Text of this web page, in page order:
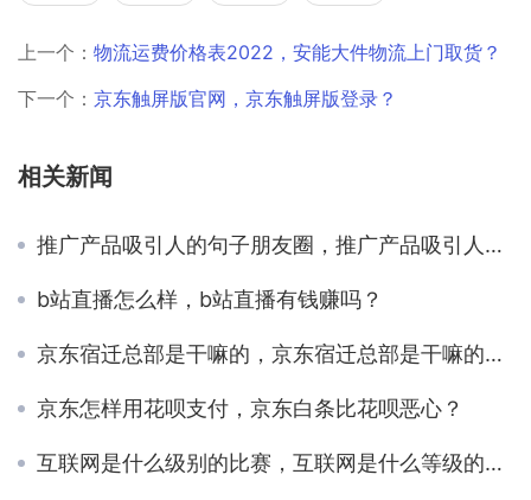
上一个： 物流运费价格表2022，安能大件物流上门取货？
下一个： 京东触屏版官网，京东触屏版登录？
相关新闻
推广产品吸引人的句子朋友圈，推广产品吸引人的句子朋友圈文案？
b站直播怎么样，b站直播有钱赚吗？
京东宿迁总部是干嘛的，京东宿迁总部是干嘛的啊？
京东怎样用花呗支付，京东白条比花呗恶心？
互联网是什么级别的比赛，互联网是什么等级的比赛？